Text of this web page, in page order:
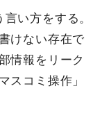
い方をする。
けない存在で
情報をリーク
スコミ操作」